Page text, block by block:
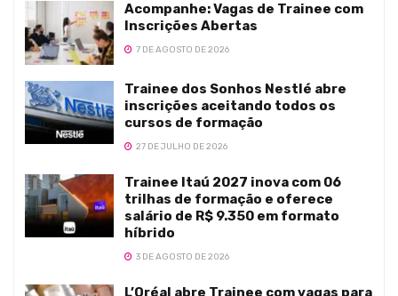
Acompanhe: Vagas de Trainee com
Inscrições Abertas
7 DE AGOSTO DE 2026
Trainee dos Sonhos Nestlé abre
inscrições aceitando todos os
cursos de formação
27 DE JULHO DE 2026
Trainee Itaú 2027 inova com 06
trilhas de formação e oferece
salário de R$ 9.350 em formato
híbrido
3 DE AGOSTO DE 2026
L’Oréal abre Trainee com vagas para